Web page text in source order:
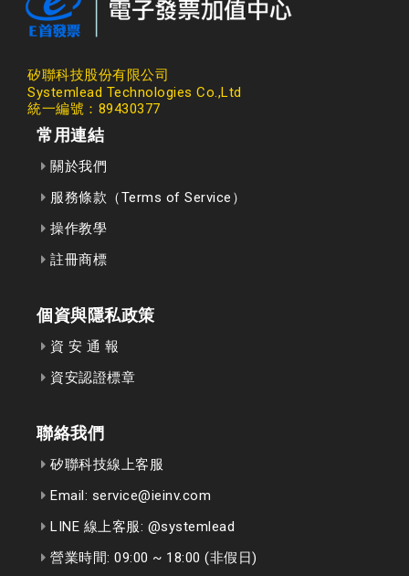
矽聯科技股份有限公司
Systemlead Technologies Co.,Ltd
統一編號：89430377
常用連結
關於我們
服務條款（Terms of Service）
操作教學
註冊商標
個資與隱私政策
資 安 通 報
資安認證標章
聯絡我們
矽聯科技線上客服
Email: service@ieinv.com
LINE 線上客服: @systemlead
營業時間: 09:00 ~ 18:00 (非假日)